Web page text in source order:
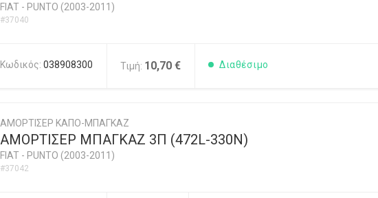
FIAT - PUNTO (2003-2011)
#37040
Κωδικός: 038908300 Τιμή: 10,70 € Διαθέσιμο
ΑΜΟΡΤΙΣΕΡ ΚΑΠΟ-ΜΠΑΓΚΑΖ
ΑΜΟΡΤΙΣΕΡ ΜΠΑΓΚΑΖ 3Π (472L-330Ν)
FIAT - PUNTO (2003-2011)
#37042